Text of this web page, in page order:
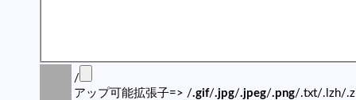
/
アップ可能拡張子=> /.gif/.jpg/.jpeg/.png/.txt/.lzh/